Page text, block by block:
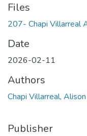
Files
207- Chapi Villarreal
Date
2026-02-11
Authors
Chapi Villarreal,
Publisher